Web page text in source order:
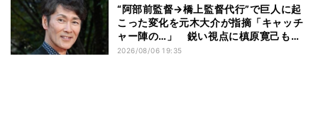
“阿部前監督→橋上監督代行”で巨人に起
こった変化を元木大介が指摘「キャッチ
ャー陣の…」 鋭い視点に槙原寛己も感
心「やっぱりクセ者だな」
2026/08/06 19:35